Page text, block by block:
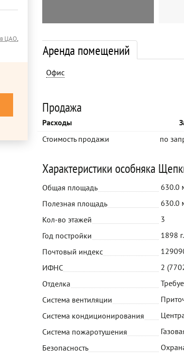
ЦАО,
Аренда помещений
Офис
Продажа
Расходы
Стоимость продажи
по
Характеристики особняка
Общая площадь
630.0
Полезная площадь
630.0
Кол-во этажей
3
Год постройки
1898 г.
Почтовый индекс
ИФНС
2
Отделка
Система вентиляции
Система кондиционирования
Система пожаротушения
Безопасность